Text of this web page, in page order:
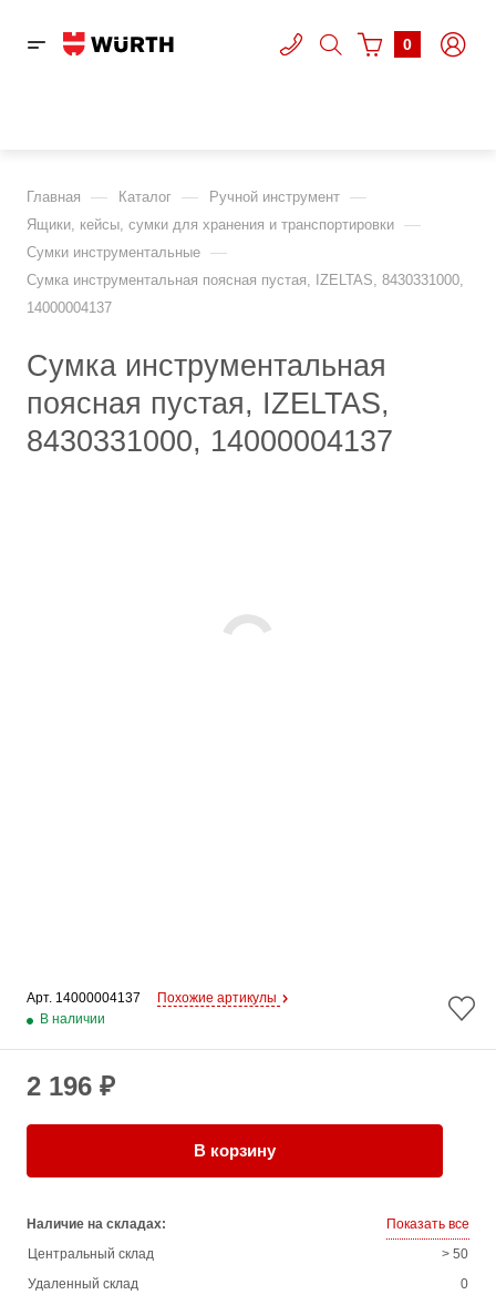
0
Главная — Каталог — Ручной инструмент —
Ящики, кейсы, сумки для хранения и транспортировки —
Сумки инструментальные —
Сумка инструментальная поясная пустая, IZELTAS, 8430331000,
14000004137
Сумка инструментальная
поясная пустая, IZELTAS,
8430331000, 14000004137
Арт. 14000004137
Похожие артикулы
В наличии
2 196 ₽
В корзину
Наличие на складах:
Показать все
Центральный склад
> 50
Удаленный склад
0